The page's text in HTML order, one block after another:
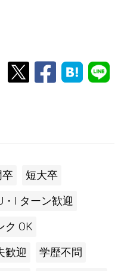
卒 短大卒
・I ターン歓迎
ク OK
歓迎 学歴不問